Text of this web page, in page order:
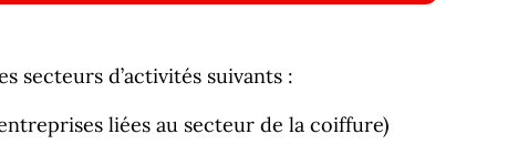
secteurs d’activités suivants :
liées au secteur de la coiffure)